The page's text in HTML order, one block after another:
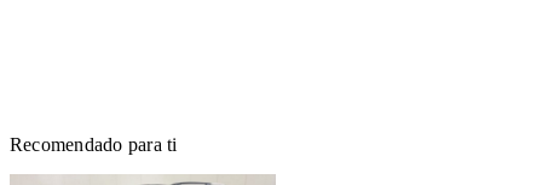
Recomendado para ti